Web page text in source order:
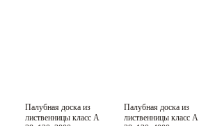
Класс A
Палубная доска из
лиственницы класс А
Класс A
Палубная доска из
лиственницы класс А